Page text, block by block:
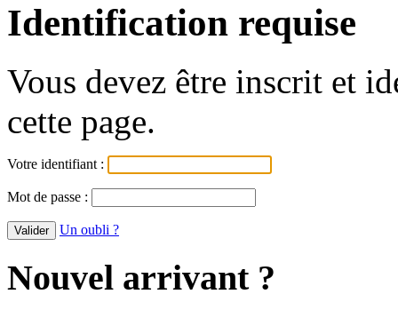
Identification requise
Vous devez être inscrit et
cette page.
Votre identifiant :
Mot de passe :
Un oubli ?
Nouvel arrivant ?